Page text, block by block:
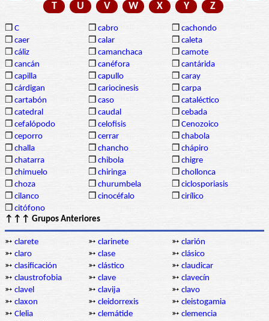
T
U V W X Y Z
❒ C ❒ cabro ❒ cachondo
❒ caer ❒ calar ❒ caleta
❒ cáliz ❒ camanchaca ❒ camote
❒ cancán ❒ canéfora ❒ cantárida
❒ capilla ❒ capullo ❒ caray
❒ cárdigan ❒ cariocinesis ❒ carpa
❒ cartabón ❒ caso ❒ cataléctico
❒ catedral ❒ caudal ❒ cebada
❒ cefalópodo ❒ celofisis ❒ Cenozoico
❒ ceporro ❒ cerrar ❒ chabola
❒ challa ❒ chancho ❒ chápiro
❒ chatarra ❒ chibola ❒ chigre
❒ chimuelo ❒ chiringa ❒ chollonca
❒ choza ❒ churumbela ❒ ciclosporiasis
❒ cilanco ❒ cinocéfalo ❒ cirílico
❒ citófono
↑↑↑ Grupos Anteriores
➳ clarete ➳ clarinete ➳ clarión
➳ claro ➳ clase ➳ clásico
➳ clasificación ➳ clástico ➳ claudicar
➳ claustrofobia ➳ clave ➳ clavecín
➳ clavel ➳ clavija ➳ clavo
➳ claxon ➳ cleidorrexis ➳ cleistogamia
➳ Clelia ➳ clemátide ➳ clemencia